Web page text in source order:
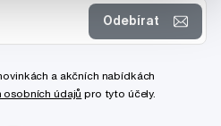
Odebírat
a akčních nabídkách
osobních údajů pro tyto účely.